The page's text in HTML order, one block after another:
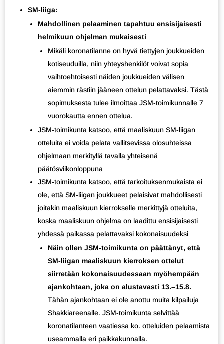
SM-liiga:
Mahdollinen pelaaminen tapahtuu ensisijaisesti
helmikuun ohjelman mukaisesti
Mikäli koronatilanne on hyvä tiettyjen joukkueiden
kotiseuduilla, niin yhteyshenkilöt voivat sopia
vaihtoehtoisesti näiden joukkueiden välisen
aiemmin rästiin jääneen ottelun pelattavaksi. Tästä
sopimuksesta tulee ilmoittaa JSM-toimikunnalle 7
vuorokautta ennen ottelua.
JSM-toimikunta katsoo, että maaliskuun SM-liigan
otteluita ei voida pelata vallitsevissa olosuhteissa
ohjelmaan merkityllä tavalla yhteisenä
päätösviikonloppuna
JSM-toimikunta katsoo, että tarkoituksenmukaista ei
ole, että SM-liigan joukkueet pelaisivat mahdollisesti
joitakin maaliskuun kierrokselle merkittyjä otteluita,
koska maaliskuun ohjelma on laadittu ensisijaisesti
yhdessä paikassa pelattavaksi kokonaisuudeksi
Näin ollen JSM-toimikunta on päättänyt, että
SM-liigan maaliskuun kierroksen ottelut
siirretään kokonaisuudessaan myöhempään
ajankohtaan, joka on alustavasti 13.–15.8.
Tähän ajankohtaan ei ole anottu muita kilpailuja
Shakkiareenalle. JSM-toimikunta selvittää
koronatilanteen vaatiessa ko. otteluiden pelaamista
useammalla eri paikkakunnalla.